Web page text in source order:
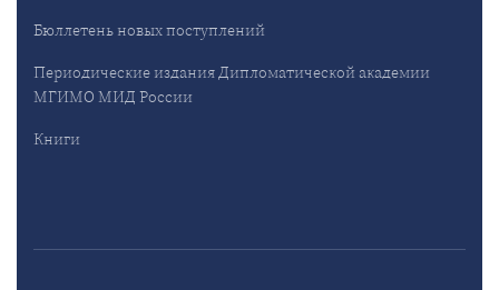
Бюллетень новых поступлений
Периодические издания Дипломатической академии
МГИМО МИД России
Книги